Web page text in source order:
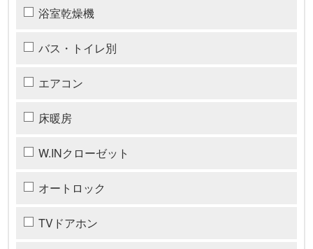
浴室乾燥機
バス・トイレ別
エアコン
床暖房
W.INクローゼット
オートロック
TVドアホン